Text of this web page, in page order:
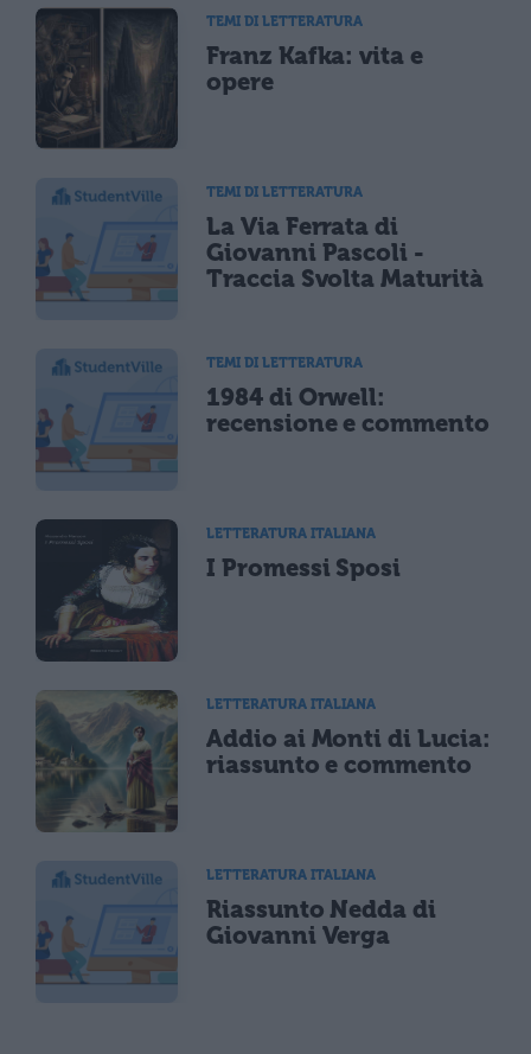
TEMI DI LETTERATURA
Franz Kafka: vita e
opere
TEMI DI LETTERATURA
La Via Ferrata di
Giovanni Pascoli -
Traccia Svolta Maturità
TEMI DI LETTERATURA
1984 di Orwell:
recensione e commento
LETTERATURA ITALIANA
I Promessi Sposi
LETTERATURA ITALIANA
Addio ai Monti di Lucia:
riassunto e commento
LETTERATURA ITALIANA
Riassunto Nedda di
Giovanni Verga